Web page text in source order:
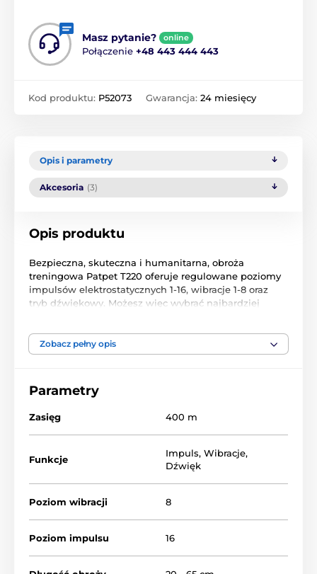
Masz pytanie? online
Połączenie +48 443 444 443
Kod produktu: P52073 Gwarancja: 24 miesięcy
Opis i parametry
Akcesoria (3)
Opis produktu
Bezpieczna, skuteczna i humanitarna, obroża
treningowa Patpet T220 oferuje regulowane poziomy
impulsów elektrostatycznych 1-16, wibracje 1-8 oraz
tryb dźwiękowy. Możesz więc wybrać najbardziej
Ergonomicznie zaprojektowany nadajnik obroży T220
pozwala na szkolenie do 3 psów jednocześnie w
czytelny wyświetlacz LCD pozwalają na wygodną
obsługę i bardziej efektywne szkolenie psa.
jest tylko wodoodporna,
może być używana w
lekkim deszczu, ale nie wolno jej zanurzać. Posiada
funkcję podwójnego ładowania zarównoodbiornika
za pomocą dołączonego kabla USB.
Zobacz pełny opis
Parametry
Zasięg 400 m
Funkcje
Impuls, Wibracje,
Dźwięk
Poziom wibracji 8
Poziom impulsu 16